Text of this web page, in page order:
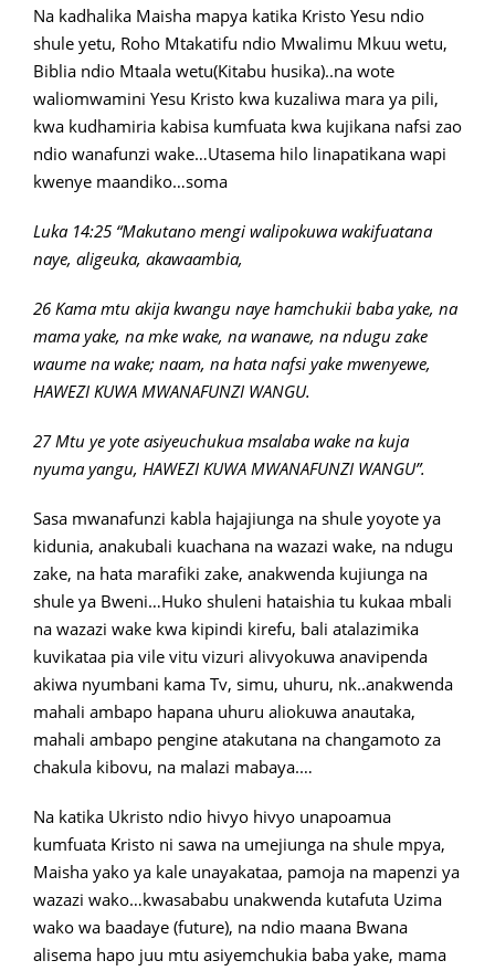
Na kadhalika Maisha mapya katika Kristo Yesu ndio
shule yetu, Roho Mtakatifu ndio Mwalimu Mkuu wetu,
Biblia ndio Mtaala wetu(Kitabu husika)..na wote
waliomwamini Yesu Kristo kwa kuzaliwa mara ya pili,
kwa kudhamiria kabisa kumfuata kwa kujikana nafsi zao
ndio wanafunzi wake…Utasema hilo linapatikana wapi
kwenye maandiko…soma
Luka 14:25 “Makutano mengi walipokuwa wakifuatana
naye, aligeuka, akawaambia,
26 Kama mtu akija kwangu naye hamchukii baba yake, na
mama yake, na mke wake, na wanawe, na ndugu zake
waume na wake; naam, na hata nafsi yake mwenyewe,
HAWEZI KUWA MWANAFUNZI WANGU.
27 Mtu ye yote asiyeuchukua msalaba wake na kuja
nyuma yangu, HAWEZI KUWA MWANAFUNZI WANGU”.
Sasa mwanafunzi kabla hajajiunga na shule yoyote ya
kidunia, anakubali kuachana na wazazi wake, na ndugu
zake, na hata marafiki zake, anakwenda kujiunga na
shule ya Bweni…Huko shuleni hataishia tu kukaa mbali
na wazazi wake kwa kipindi kirefu, bali atalazimika
kuvikataa pia vile vitu vizuri alivyokuwa anavipenda
akiwa nyumbani kama Tv, simu, uhuru, nk..anakwenda
mahali ambapo hapana uhuru aliokuwa anautaka,
mahali ambapo pengine atakutana na changamoto za
chakula kibovu, na malazi mabaya.…
Na katika Ukristo ndio hivyo hivyo unapoamua
kumfuata Kristo ni sawa na umejiunga na shule mpya,
Maisha yako ya kale unayakataa, pamoja na mapenzi ya
wazazi wako…kwasababu unakwenda kutafuta Uzima
wako wa baadaye (future), na ndio maana Bwana
alisema hapo juu mtu asiyemchukia baba yake, mama